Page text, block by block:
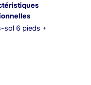
sol 6 pieds +